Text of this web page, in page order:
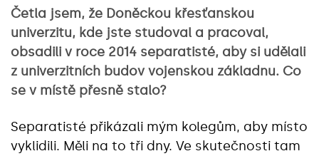
Četla jsem, že Doněckou křesťanskou
univerzitu, kde jste studoval a pracoval,
obsadili v roce 2014 separatisté, aby si udělali
z univerzitních budov vojenskou základnu. Co
se v místě přesně stalo?
Separatisté přikázali mým kolegům, aby místo
vyklidili. Měli na to tři dny. Ve skutečnosti tam